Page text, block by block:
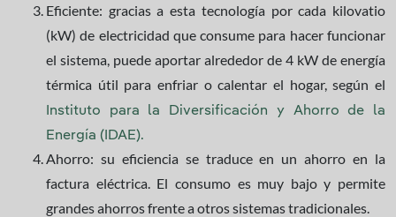
Eficiente: gracias a esta tecnología por cada kilovatio
(kW) de electricidad que consume para hacer funcionar
el sistema, puede aportar alrededor de 4 kW de energía
térmica útil para enfriar o calentar el hogar, según el
Instituto para la Diversificación y Ahorro de la
Energía (IDAE).
Ahorro: su eficiencia se traduce en un ahorro en la
factura eléctrica. El consumo es muy bajo y permite
grandes ahorros frente a otros sistemas tradicionales.